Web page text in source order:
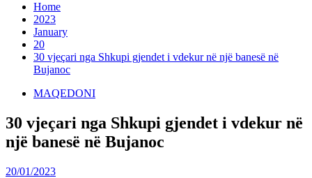
Home
2023
January
20
30 vjeçari nga Shkupi gjendet i vdekur në një banesë në
Bujanoc
MAQEDONI
30 vjeçari nga Shkupi gjendet i vdekur në
një banesë në Bujanoc
20/01/2023